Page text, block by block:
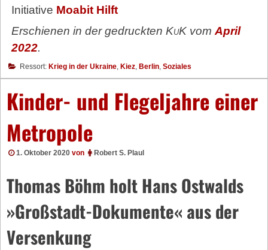
Initiative Moabit Hilft
Erschienen in der gedruckten KuKvomApril
2022.
Ressort: Krieg in der Ukraine, Kiez, Berlin, Soziales
Kinder- und Flegeljahre einer
Metropole
1. Oktober 2020 von Robert S. Plaul
Thomas Böhm holt Hans Ostwalds
»Großstadt-Dokumente« aus der
Versenkung